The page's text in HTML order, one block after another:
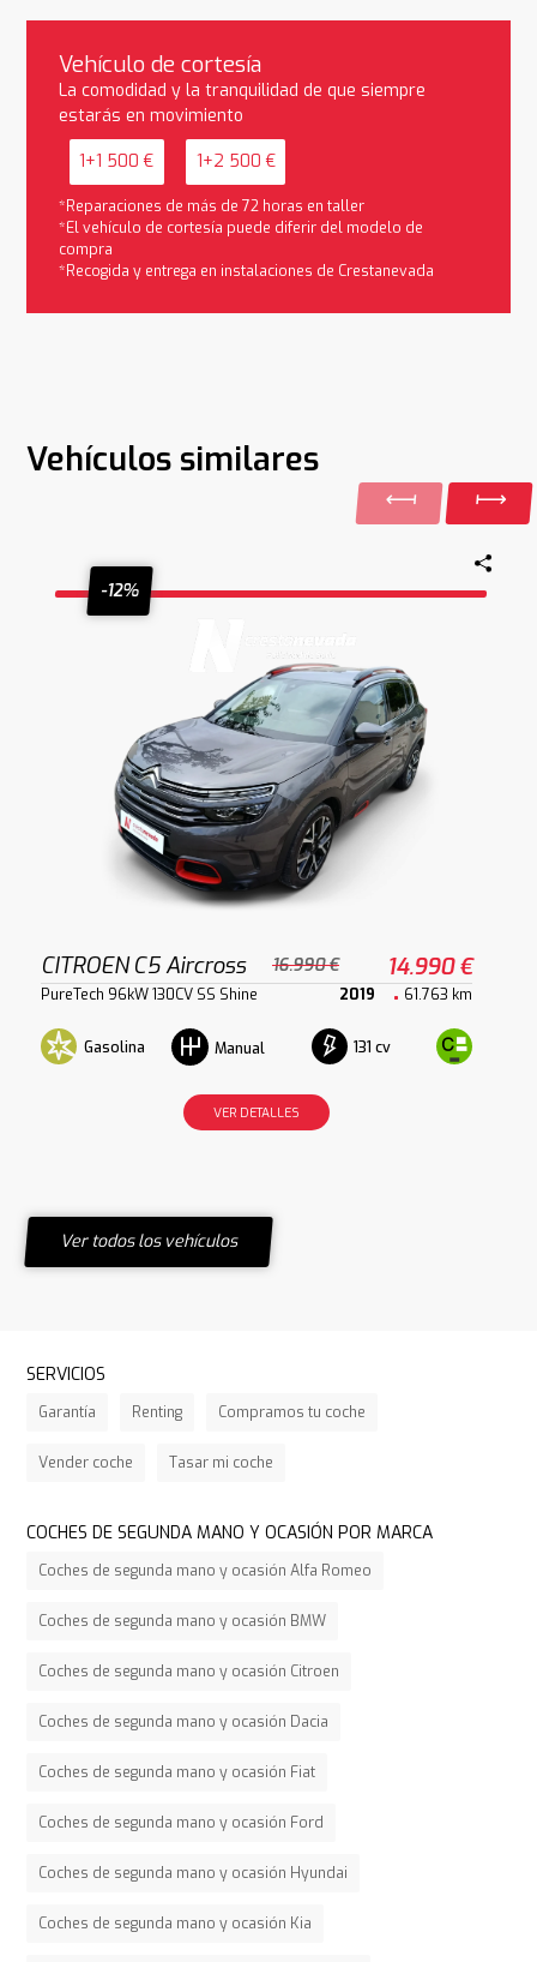
Vehículo de cortesía
La comodidad y la tranquilidad de que siempre
estarás en movimiento
1+1 500 € 1+2 500 €
*Reparaciones de más de 72 horas en taller
*El vehículo de cortesía puede diferir del modelo de
compra
*Recogida y entrega en instalaciones de Crestanevada
Vehículos similares
-12%
CITROEN C5 Aircross 16.990 € 14.990 €
PureTech 96kW 130CV SS Shine 2019 61.763 km
Gasolina Manual 131 cv
VER DETALLES
Ver todos los vehículos
SERVICIOS
Garantía Renting Compramos tu coche
Vender coche Tasar mi coche
COCHES DE SEGUNDA MANO Y OCASIÓN POR MARCA
Coches de segunda mano y ocasión Alfa Romeo
Coches de segunda mano y ocasión BMW
Coches de segunda mano y ocasión Citroen
Coches de segunda mano y ocasión Dacia
Coches de segunda mano y ocasión Fiat
Coches de segunda mano y ocasión Ford
Coches de segunda mano y ocasión Hyundai
Coches de segunda mano y ocasión Kia